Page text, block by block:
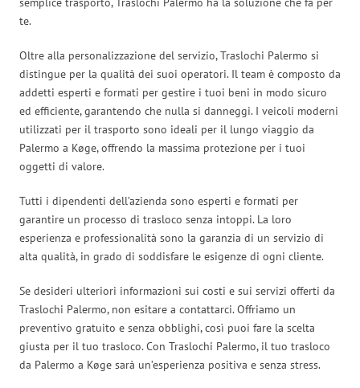
te.
Oltre alla personalizzazione del servizio, Traslochi Palermo si
distingue per la qualità dei suoi operatori. Il team è composto da
addetti esperti e formati per gestire i tuoi beni in modo sicuro
ed efficiente, garantendo che nulla si danneggi. I veicoli moderni
utilizzati per il trasporto sono ideali per il lungo viaggio da
Palermo a Køge, offrendo la massima protezione per i tuoi
oggetti di valore.
Tutti i dipendenti dell’azienda sono esperti e formati per
garantire un processo di trasloco senza intoppi. La loro
esperienza e professionalità sono la garanzia di un servizio di
alta qualità, in grado di soddisfare le esigenze di ogni cliente.
Se desideri ulteriori informazioni sui costi e sui servizi offerti da
Traslochi Palermo, non esitare a contattarci. Offriamo un
preventivo gratuito e senza obblighi, così puoi fare la scelta
giusta per il tuo trasloco. Con Traslochi Palermo, il tuo trasloco
da Palermo a Køge sarà un’esperienza positiva e senza stress.